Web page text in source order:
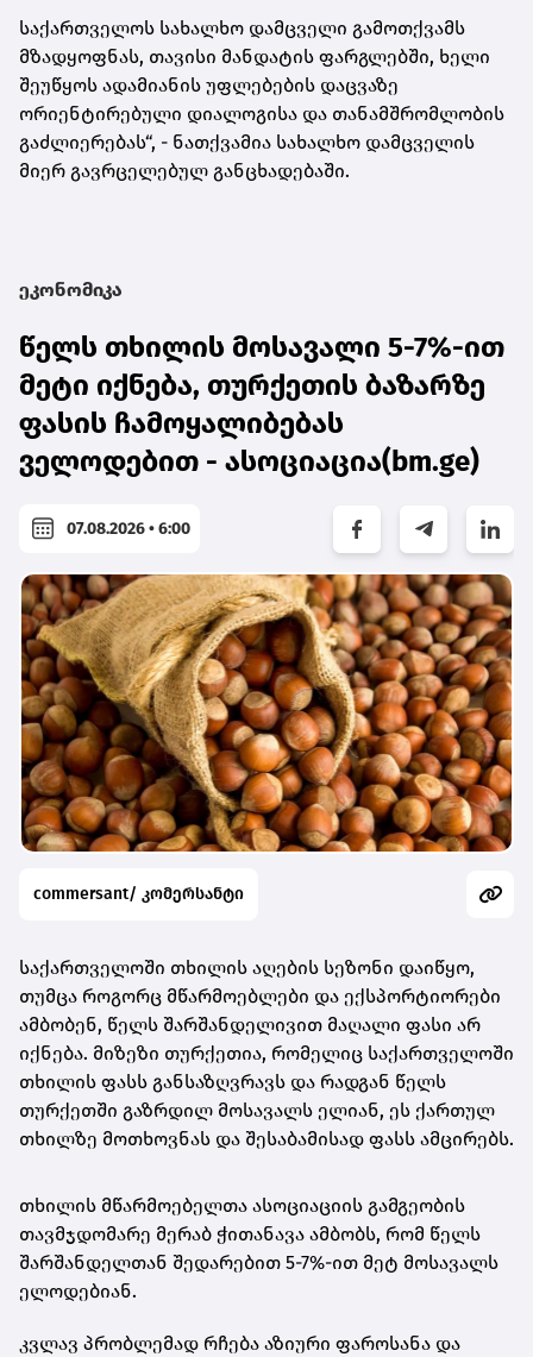
საქართველოს სახალხო დამცველი გამოთქვამს
მზადყოფნას, თავისი მანდატის ფარგლებში, ხელი
შეუწყოს ადამიანის უფლებების დაცვაზე
ორიენტირებული დიალოგისა და თანამშრომლობის
გაძლიერებას“, - ნათქვამია სახალხო დამცველის
მიერ გავრცელებულ განცხადებაში.
ეკონომიკა
წელს თხილის მოსავალი 5-7%-ით
მეტი იქნება, თურქეთის ბაზარზე
ფასის ჩამოყალიბებას
ველოდებით - ასოციაცია(bm.ge)
07.08.2026 • 6:00
commersant/ კომერსანტი
საქართველოში თხილის აღების სეზონი დაიწყო,
თუმცა როგორც მწარმოებლები და ექსპორტიორები
ამბობენ, წელს შარშანდელივით მაღალი ფასი არ
იქნება. მიზეზი თურქეთია, რომელიც საქართველოში
თხილის ფასს განსაზღვრავს და რადგან წელს
თურქეთში გაზრდილ მოსავალს ელიან, ეს ქართულ
თხილზე მოთხოვნას და შესაბამისად ფასს ამცირებს.
თხილის მწარმოებელთა ასოციაციის გამგეობის
თავმჯდომარე მერაბ ჭითანავა ამბობს, რომ წელს
შარშანდელთან შედარებით 5-7%-ით მეტ მოსავალს
ელოდებიან.
კვლავ პრობლემად რჩება აზიური ფაროსანა და